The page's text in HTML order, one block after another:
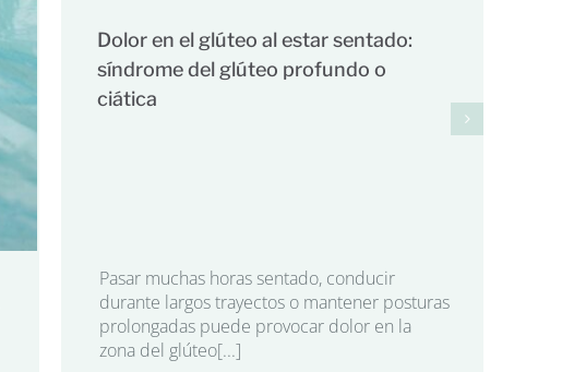
Dolor en el glúteo al estar sentado:
síndrome del glúteo profundo o
ciática
Pasar muchas horas sentado, conducir
durante largos trayectos o mantener posturas
prolongadas puede provocar dolor en la
zona del glúteo[...]